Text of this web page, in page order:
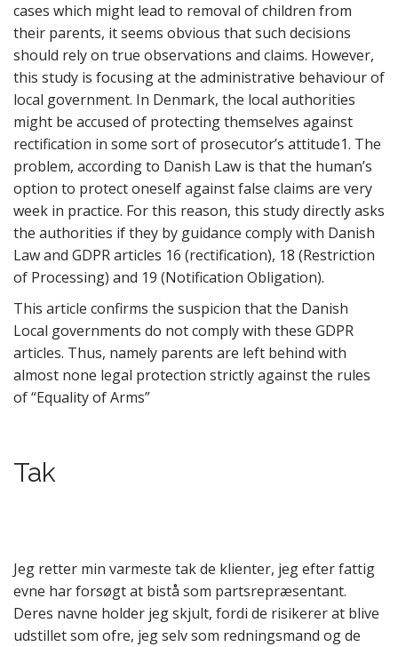
cases which might lead to removal of children from
their parents, it seems obvious that such decisions
should rely on true observations and claims. However,
this study is focusing at the administrative behaviour of
local government. In Denmark, the local authorities
might be accused of protecting themselves against
rectification in some sort of prosecutor’s attitude1. The
problem, according to Danish Law is that the human’s
option to protect oneself against false claims are very
week in practice. For this reason, this study directly asks
the authorities if they by guidance comply with Danish
Law and GDPR articles 16 (rectification), 18 (Restriction
of Processing) and 19 (Notification Obligation).
This article confirms the suspicion that the Danish
Local governments do not comply with these GDPR
articles. Thus, namely parents are left behind with
almost none legal protection strictly against the rules
of “Equality of Arms”
Tak
Jeg retter min varmeste tak de klienter, jeg efter fattig
evne har forsøgt at bistå som partsrepræsentant.
Deres navne holder jeg skjult, fordi de risikerer at blive
udstillet som ofre, jeg selv som redningsmand og de